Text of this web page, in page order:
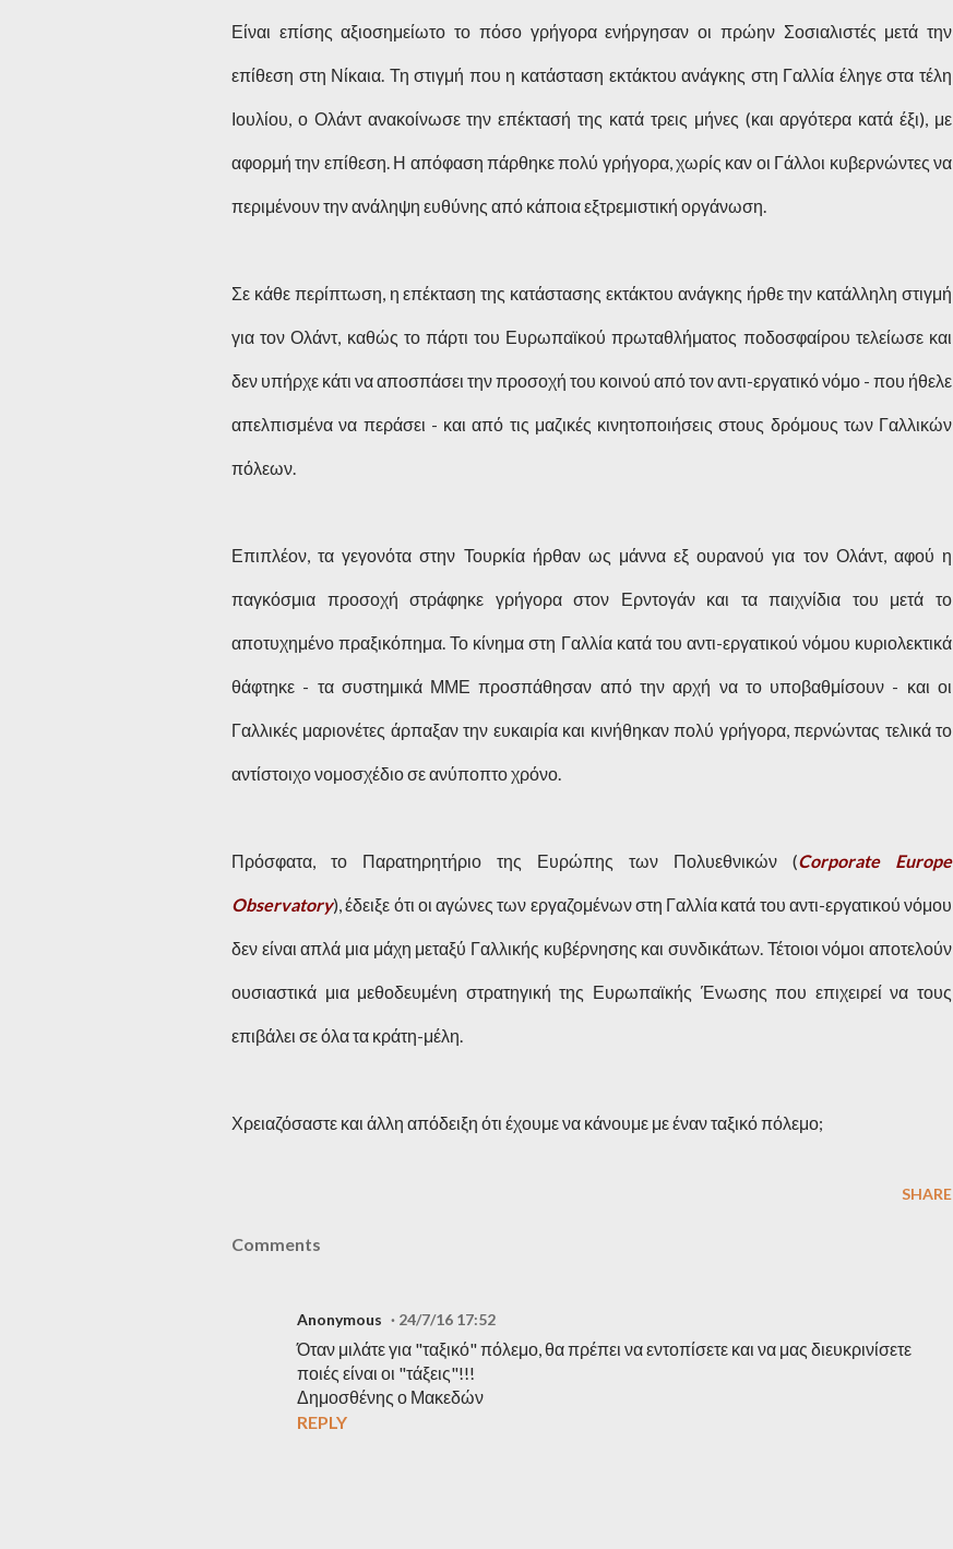
Είναι επίσης αξιοσημείωτο το πόσο γρήγορα ενήργησαν οι πρώην Σοσιαλιστές μετά την
επίθεση στη Νίκαια. Τη στιγμή που η κατάσταση εκτάκτου ανάγκης στη Γαλλία έληγε στα τέλη
Ιουλίου, ο Ολάντ ανακοίνωσε την επέκτασή της κατά τρεις μήνες (και αργότερα κατά έξι), με
αφορμή την επίθεση. Η απόφαση πάρθηκε πολύ γρήγορα, χωρίς καν οι Γάλλοι κυβερνώντες να
περιμένουν την ανάληψη ευθύνης από κάποια εξτρεμιστική οργάνωση.
Σε κάθε περίπτωση, η επέκταση της κατάστασης εκτάκτου ανάγκης ήρθε την κατάλληλη στιγμή
για τον Ολάντ, καθώς το πάρτι του Ευρωπαϊκού πρωταθλήματος ποδοσφαίρου τελείωσε και
δεν υπήρχε κάτι να αποσπάσει την προσοχή του κοινού από τον αντι-εργατικό νόμο - που ήθελε
απελπισμένα να περάσει - και από τις μαζικές κινητοποιήσεις στους δρόμους των Γαλλικών
πόλεων.
Επιπλέον, τα γεγονότα στην Τουρκία ήρθαν ως μάννα εξ ουρανού για τον Ολάντ, αφού η
παγκόσμια προσοχή στράφηκε γρήγορα στον Ερντογάν και τα παιχνίδια του μετά το
αποτυχημένο πραξικόπημα. Το κίνημα στη Γαλλία κατά του αντι-εργατικού νόμου κυριολεκτικά
θάφτηκε - τα συστημικά ΜΜΕ προσπάθησαν από την αρχή να το υποβαθμίσουν - και οι
Γαλλικές μαριονέτες άρπαξαν την ευκαιρία και κινήθηκαν πολύ γρήγορα, περνώντας τελικά το
αντίστοιχο νομοσχέδιο σε ανύποπτο χρόνο.
Πρόσφατα, το Παρατηρητήριο της Ευρώπης των Πολυεθνικών (Corporate Europe
Observatory), έδειξε ότι οι αγώνες των εργαζομένων στη Γαλλία κατά του αντι-εργατικού νόμου
δεν είναι απλά μια μάχη μεταξύ Γαλλικής κυβέρνησης και συνδικάτων. Τέτοιοι νόμοι αποτελούν
ουσιαστικά μια μεθοδευμένη στρατηγική της Ευρωπαϊκής Ένωσης που επιχειρεί να τους
επιβάλει σε όλα τα κράτη-μέλη.
Χρειαζόσαστε και άλλη απόδειξη ότι έχουμε να κάνουμε με έναν ταξικό πόλεμο;
SHARE
Comments
Anonymous 24/7/16 17:52
Όταν μιλάτε για "ταξικό" πόλεμο, θα πρέπει να εντοπίσετε και να μας διευκρινίσετε
ποιές είναι οι "τάξεις"!!!
Δημοσθένης ο Μακεδών
REPLY